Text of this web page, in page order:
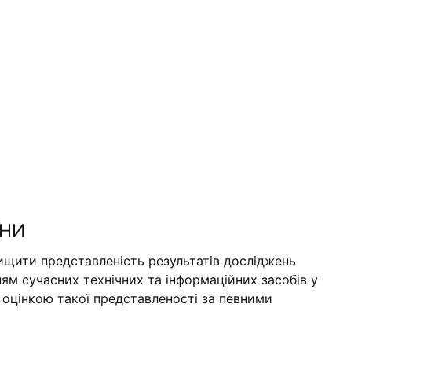
представленість результатів досліджень
сучасних технічних та інформаційних засобів у
такої представленості за певними